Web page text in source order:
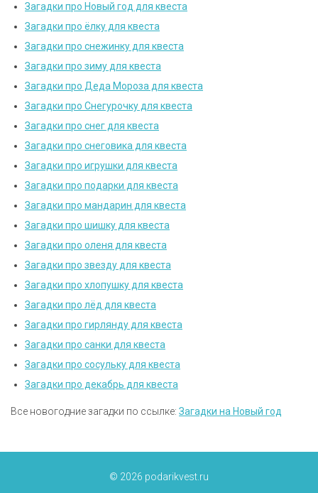
Загадки про Новый год для квеста
Загадки про ёлку для квеста
Загадки про снежинку для квеста
Загадки про зиму для квеста
Загадки про Деда Мороза для квеста
Загадки про Снегурочку для квеста
Загадки про снег для квеста
Загадки про снеговика для квеста
Загадки про игрушки для квеста
Загадки про подарки для квеста
Загадки про мандарин для квеста
Загадки про шишку для квеста
Загадки про оленя для квеста
Загадки про звезду для квеста
Загадки про хлопушку для квеста
Загадки про лёд для квеста
Загадки про гирлянду для квеста
Загадки про санки для квеста
Загадки про сосульку для квеста
Загадки про декабрь для квеста
Все новогодние загадки по ссылке: Загадки на Новый год
© 2026 podarikvest.ru